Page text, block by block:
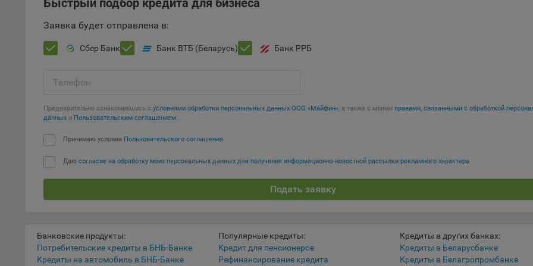
предотвращения повторных прохождений опросов пользователями.
предпочтениях и позволяют Обществу «запомнить» информацию о
Данные файлы cookie собирают информацию о том, как пользователь
использовал сайты, и позволяют Обществу вносить в них улучшения.
Аналитические файлы cookie показывают, какие страницы сайта
Благодаря этому у Общества есть возможность составить представление о
тенденциях использования сайта в целом. Общество использует
для анализа трафика на сайтах.
Быстрый подбор кредита для бизнеса
Заявка будет отправлена в:
Сбер Банк Банк ВТБ (Беларусь) Банк РРБ
Телефон
Предварительно ознакомившись с условиями обработки персональных данных ООО «Майфин», а также с моими правами, связанными с обработкой
данных и Пользовательским соглашением:
Принимаю условия Пользовательского соглашения
Даю согласие на обработку моих персональных данных для получения информационно-новостной рассылки рекламного характера
Подать заявку
Банковские продукты:
Потребительские кредиты в БНБ-Банке
Кредиты на автомобиль в БНБ-Банке
Популярные кредиты:
Кредит для пенсионеров
Рефинансирование кредита
Кредиты в других банках:
Кредиты в Беларусбанке
Кредиты в Белагропромбанке